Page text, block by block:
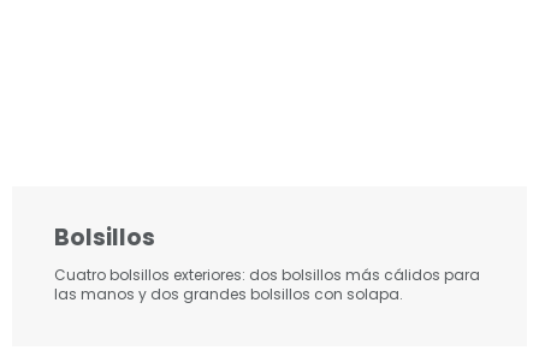
Bolsillos
Cuatro bolsillos exteriores: dos bolsillos más cálidos para
las manos y dos grandes bolsillos con solapa.